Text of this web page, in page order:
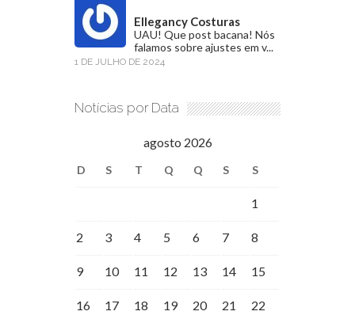
Ellegancy Costuras
UAU! Que post bacana! Nós
falamos sobre ajustes em v...
1 DE JULHO DE 2024
Notícias por Data
agosto 2026
D S T Q Q S S
1
2 3 4 5 6 7 8
9 10 11 12 13 14 15
16 17 18 19 20 21 22